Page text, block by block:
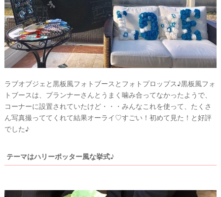
ラブオブジェと黒板風フォトブースとフォトプロップス♪黒板風フォ
トブースは、プランナーさんとうまく噛み合ってなかったようで、
コーナーに設置されていたけど・・・みんなこれを使って、たくさ
ん写真撮っててくれて結果オーライ♡すごい！初めて見た！と好評
でした♪
テーマはハリーポッター風な挙式♪